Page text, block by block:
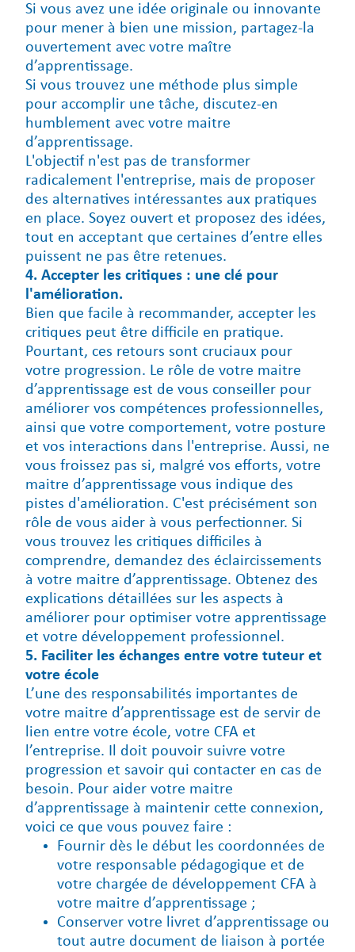
Si vous avez une idée originale ou innovante
pour mener à bien une mission, partagez-la
ouvertement avec votre maître
d’apprentissage.
Si vous trouvez une méthode plus simple
pour accomplir une tâche, discutez-en
humblement avec votre maitre
d’apprentissage.
L'objectif n'est pas de transformer
radicalement l'entreprise, mais de proposer
des alternatives intéressantes aux pratiques
en place. Soyez ouvert et proposez des idées,
tout en acceptant que certaines d’entre elles
puissent ne pas être retenues.
4. Accepter les critiques : une clé pour
l'amélioration.
Bien que facile à recommander, accepter les
critiques peut être difficile en pratique.
Pourtant, ces retours sont cruciaux pour
votre progression. Le rôle de votre maitre
d’apprentissage est de vous conseiller pour
améliorer vos compétences professionnelles,
ainsi que votre comportement, votre posture
et vos interactions dans l'entreprise. Aussi, ne
vous froissez pas si, malgré vos efforts, votre
maitre d’apprentissage vous indique des
pistes d'amélioration. C'est précisément son
rôle de vous aider à vous perfectionner. Si
vous trouvez les critiques difficiles à
comprendre, demandez des éclaircissements
à votre maitre d’apprentissage. Obtenez des
explications détaillées sur les aspects à
améliorer pour optimiser votre apprentissage
et votre développement professionnel.
5. Faciliter les échanges entre votre tuteur et
votre école
L’une des responsabilités importantes de
votre maitre d’apprentissage est de servir de
lien entre votre école, votre CFA et
l’entreprise. Il doit pouvoir suivre votre
progression et savoir qui contacter en cas de
besoin. Pour aider votre maitre
d’apprentissage à maintenir cette connexion,
voici ce que vous pouvez faire :
Fournir dès le début les coordonnées de
votre responsable pédagogique et de
votre chargée de développement CFA à
votre maitre d’apprentissage ;
Conserver votre livret d’apprentissage ou
tout autre document de liaison à portée